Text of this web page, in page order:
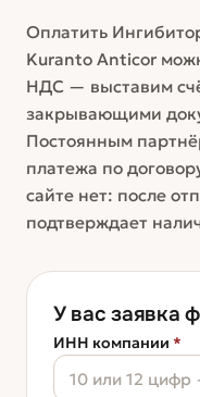
Оплатить
Kuranto Anticor
НДС — выставим
закрывающими
Постоянным
платежа по
сайте нет: после
подтверждает
У вас заявка
ИНН компании *